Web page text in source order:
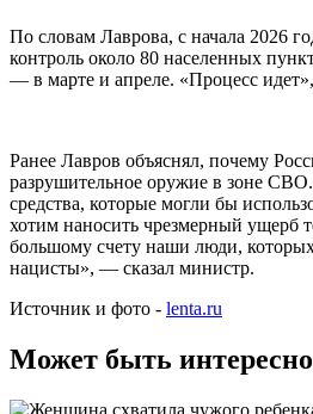
По словам Лаврова, с начала 2026
контроль около 80 населенных
— в марте и апреле. «Процесс
Ранее Лавров объяснял, почему
разрушительное оружие в зоне
средства, которые могли бы
хотим наносить чрезмерный ущерб
большому счету наши люди,
нацисты», — сказал министр.
Источник и фото - lenta.ru
Может быть интересно